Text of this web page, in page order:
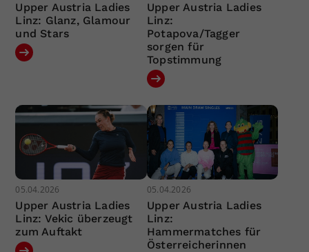
Upper Austria Ladies
Linz: Glanz, Glamour
und Stars
Upper Austria Ladies
Linz:
Potapova/Tagger
sorgen für
Topstimmung
05.04.2026
Upper Austria Ladies
Linz: Vekic überzeugt
zum Auftakt
05.04.2026
Upper Austria Ladies
Linz:
Hammermatches für
Österreicherinnen